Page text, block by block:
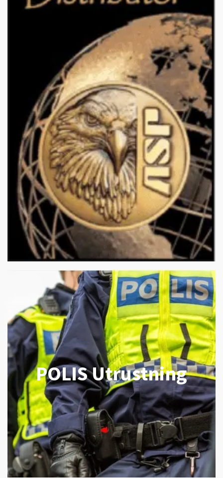
POLIS Utrustning